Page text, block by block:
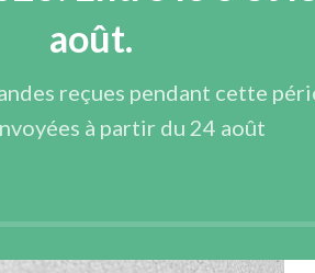
août.
reçues pendant cette
à partir du 24 août